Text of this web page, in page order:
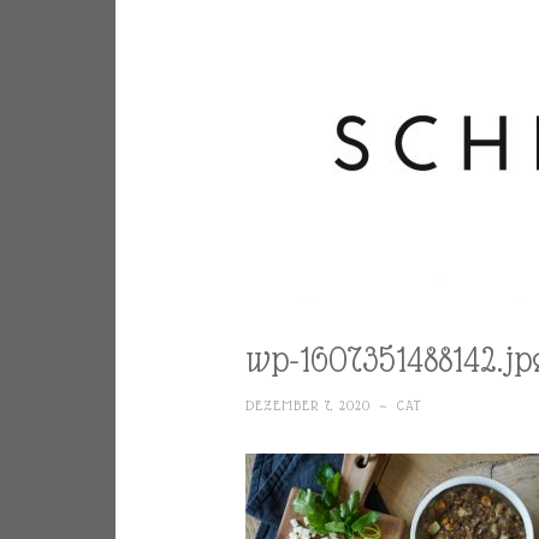
wp-
DEZEMBER 7, 2020 ~ CAT